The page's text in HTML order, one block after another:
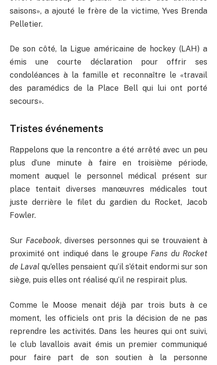
saisons», a ajouté le frère de la victime, Yves Brenda
Pelletier.
De son côté, la Ligue américaine de hockey (LAH) a
émis une courte déclaration pour offrir ses
condoléances à la famille et reconnaître le «travail
des paramédics de la Place Bell qui lui ont porté
secours».
Tristes événements
Rappelons que la rencontre a été arrêté avec un peu
plus d’une minute à faire en troisième période,
moment auquel le personnel médical présent sur
place tentait diverses manœuvres médicales tout
juste derrière le filet du gardien du Rocket, Jacob
Fowler.
Sur Facebook, diverses personnes qui se trouvaient à
proximité ont indiqué dans le groupe Fans du Rocket
de Laval qu’elles pensaient qu’il s’était endormi sur son
siège, puis elles ont réalisé qu’il ne respirait plus.
Comme le Moose menait déjà par trois buts à ce
moment, les officiels ont pris la décision de ne pas
reprendre les activités. Dans les heures qui ont suivi,
le club lavallois avait émis un premier communiqué
pour faire part de son soutien à la personne